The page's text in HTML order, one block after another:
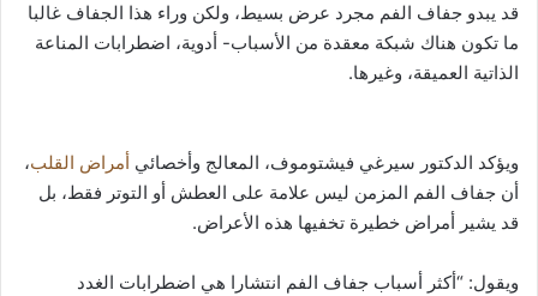
قد يبدو جفاف الفم مجرد عرض بسيط، ولكن وراء هذا الجفاف غالبا
ما تكون هناك شبكة معقدة من الأسباب- أدوية، اضطرابات المناعة
الذاتية العميقة، وغيرها.
ويؤكد الدكتور سيرغي فيشتوموف، المعالج وأخصائي أمراض القلب،
أن جفاف الفم المزمن ليس علامة على العطش أو التوتر فقط، بل
قد يشير أمراض خطيرة تخفيها هذه الأعراض.
ويقول: “أكثر أسباب جفاف الفم انتشارا هي اضطرابات الغدد